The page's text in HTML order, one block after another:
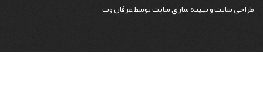
طراحی سایتوبهینه سازی سایتتوسطعرفان وب